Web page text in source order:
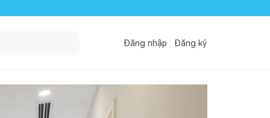
Đăng nhập Đăng ký